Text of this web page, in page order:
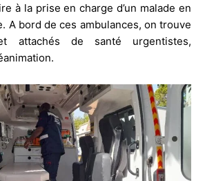
à la prise en charge d’un malade en
A bord de ces ambulances, on trouve
attachés de santé urgentistes,